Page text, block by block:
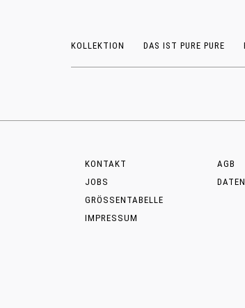
KOLLEKTION DAS IST PURE PURE
KONTAKT
JOBS
GRÖSSENTABELLE
IMPRESSUM
AGB